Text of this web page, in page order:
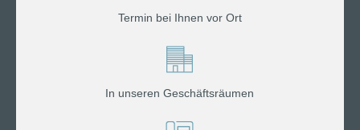
Termin bei Ihnen vor Ort
In unseren Geschäftsräumen